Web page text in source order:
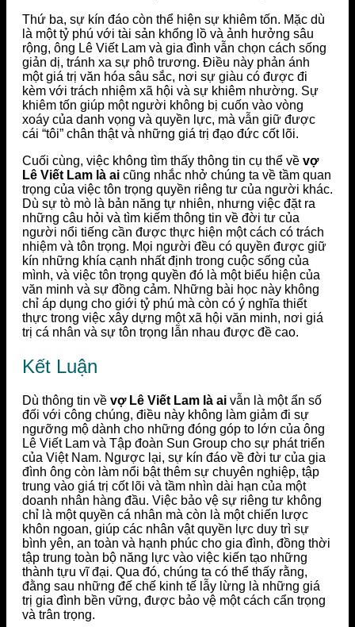
Thứ ba, sự kín đáo còn thể hiện sự khiêm tốn. Mặc dù
là một tỷ phú với tài sản khổng lồ và ảnh hưởng sâu
rộng, ông Lê Viết Lam và gia đình vẫn chọn cách sống
giản dị, tránh xa sự phô trương. Điều này phản ánh
một giá trị văn hóa sâu sắc, nơi sự giàu có được đi
kèm với trách nhiệm xã hội và sự khiêm nhường. Sự
khiêm tốn giúp một người không bị cuốn vào vòng
xoáy của danh vọng và quyền lực, mà vẫn giữ được
cái “tôi” chân thật và những giá trị đạo đức cốt lõi.
Cuối cùng, việc không tìm thấy thông tin cụ thể về vợ
Lê Viết Lam là ai cũng nhắc nhở chúng ta về tầm quan
trọng của việc tôn trọng quyền riêng tư của người khác.
Dù sự tò mò là bản năng tự nhiên, nhưng việc đặt ra
những câu hỏi và tìm kiếm thông tin về đời tư của
người nổi tiếng cần được thực hiện một cách có trách
nhiệm và tôn trọng. Mọi người đều có quyền được giữ
kín những khía cạnh nhất định trong cuộc sống của
mình, và việc tôn trọng quyền đó là một biểu hiện của
văn minh và sự đồng cảm. Những bài học này không
chỉ áp dụng cho giới tỷ phú mà còn có ý nghĩa thiết
thực trong việc xây dựng một xã hội văn minh, nơi giá
trị cá nhân và sự tôn trọng lẫn nhau được đề cao.
Kết Luận
Dù thông tin về vợ Lê Viết Lam là ai vẫn là một ẩn số
đối với công chúng, điều này không làm giảm đi sự
ngưỡng mộ dành cho những đóng góp to lớn của ông
Lê Viết Lam và Tập đoàn Sun Group cho sự phát triển
của Việt Nam. Ngược lại, sự kín đáo về đời tư của gia
đình ông còn làm nổi bật thêm sự chuyên nghiệp, tập
trung vào giá trị cốt lõi và tầm nhìn dài hạn của một
doanh nhân hàng đầu. Việc bảo vệ sự riêng tư không
chỉ là một quyền cá nhân mà còn là một chiến lược
khôn ngoan, giúp các nhân vật quyền lực duy trì sự
bình yên, an toàn và hạnh phúc cho gia đình, đồng thời
tập trung toàn bộ năng lực vào việc kiến tạo những
thành tựu vĩ đại. Qua đó, chúng ta có thể thấy rằng,
đằng sau những đế chế kinh tế lẫy lừng là những giá
trị gia đình bền vững, được bảo vệ một cách cẩn trọng
và trân trọng.